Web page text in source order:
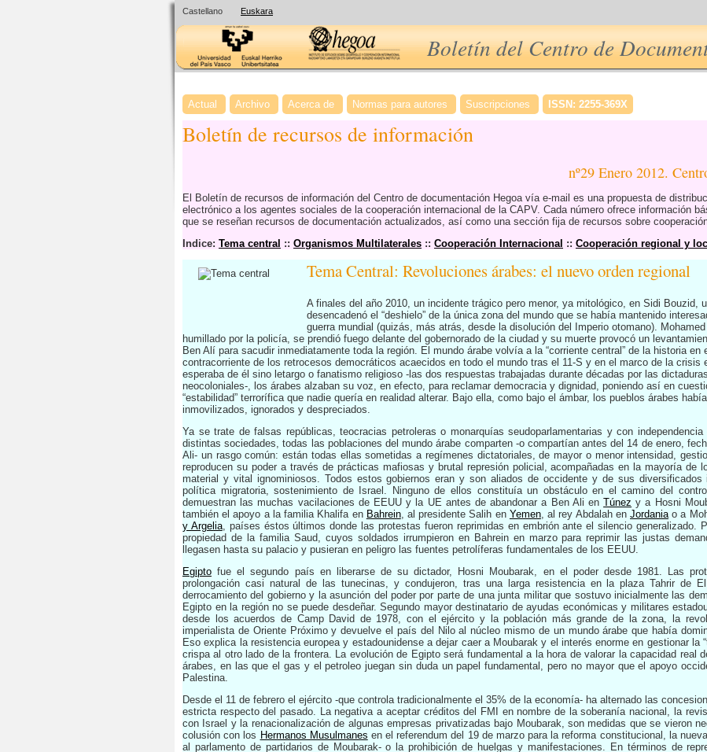
Castellano Euskara
Boletín del Centro de
Actual Archivo Acerca de Normas para autores Suscripciones ISSN: 2255-369X
Boletín de recursos de información
nº29 Enero 2012.
El Boletín de recursos de información del Centro de documentación Hegoa vía e-mail es una propuesta de
electrónico a los agentes sociales de la cooperación internacional de la CAPV. Cada número ofrece información
que se reseñan recursos de documentación actualizados, así como una sección fija de recursos sobre
Indice: Tema central :: Organismos Multilaterales :: Cooperación Internacional :: Cooperación regional y
Tema Central: Revoluciones árabes: el nuevo orden regional
A finales del año 2010, un incidente trágico pero menor, ya mitológico, en Sidi Bouzid,
desencadenó el “deshielo” de la única zona del mundo que se había mantenido
guerra mundial (quizás, más atrás, desde la disolución del Imperio otomano).
humillado por la policía, se prendió fuego delante del gobernorado de la ciudad y su muerte provocó un
Ben Alí para sacudir inmediatamente toda la región. El mundo árabe volvía a la “corriente central” de la historia
contracorriente de los retrocesos democráticos acaecidos en todo el mundo tras el 11-S y en el marco de la crisis
esperaba de él sino letargo o fanatismo religioso -las dos respuestas trabajadas durante décadas por las
neocoloniales-, los árabes alzaban su voz, en efecto, para reclamar democracia y dignidad, poniendo así en
“estabilidad” terrorífica que nadie quería en realidad alterar. Bajo ella, como bajo el ámbar, los pueblos árabes
inmovilizados, ignorados y despreciados.
Ya se trate de falsas repúblicas, teocracias petroleras o monarquías seudoparlamentarias y con
distintas sociedades, todas las poblaciones del mundo árabe comparten -o compartían antes del 14 de enero,
Ali- un rasgo común: están todas ellas sometidas a regímenes dictatoriales, de mayor o menor intensidad,
reproducen su poder a través de prácticas mafiosas y brutal represión policial, acompañadas en la mayoría de
material y vital ignominiosos. Todos estos gobiernos eran y son aliados de occidente y de sus
política migratoria, sostenimiento de Israel. Ninguno de ellos constituía un obstáculo en el camino del
demuestran las muchas vacilaciones de EEUU y la UE antes de abandonar a Ben Ali enTúnez y a Hosni
también el apoyo a la familia Khalifa en Bahrein, al presidente Salih en Yemen, al rey Abdalah enJordaniao a
y Argelia, países éstos últimos donde las protestas fueron reprimidas en embrión ante el silencio generalizado.
propiedad de la familia Saud, cuyos soldados irrumpieron en Bahrein en marzo para reprimir las justas
llegasen hasta su palacio y pusieran en peligro las fuentes petrolíferas fundamentales de los EEUU.
Egipto fue el segundo país en liberarse de su dictador, Hosni Moubarak, en el poder desde 1981. Las
prolongación casi natural de las tunecinas, y condujeron, tras una larga resistencia en la plaza Tahrir de
derrocamiento del gobierno y la asunción del poder por parte de una junta militar que sostuvo inicialmente las
Egipto en la región no se puede desdeñar. Segundo mayor destinatario de ayudas económicas y militares
desde los acuerdos de Camp David de 1978, con el ejército y la población más grande de la zona, la
imperialista de Oriente Próximo y devuelve el país del Nilo al núcleo mismo de un mundo árabe que había
Eso explica la resistencia europea y estadounidense a dejar caer a Moubarak y el interés enorme en gestionar la
crispa al otro lado de la frontera. La evolución de Egipto será fundamental a la hora de valorar la capacidad real
árabes, en las que el gas y el petroleo juegan sin duda un papel fundamental, pero no mayor que el apoyo
Palestina.
Desde el 11 de febrero el ejército -que controla tradicionalmente el 35% de la economía- ha alternado las
estricta respecto del pasado. La negativa a aceptar créditos del FMI en nombre de la soberanía nacional, la
con Israel y la renacionalización de algunas empresas privatizadas bajo Moubarak, son medidas que se vieron
colusión con los Hermanos Musulmanes en el referendum del 19 de marzo para la reforma constitucional, la
al parlamento de partidarios de Moubarak- o la prohibición de huelgas y manifestaciones. En términos de